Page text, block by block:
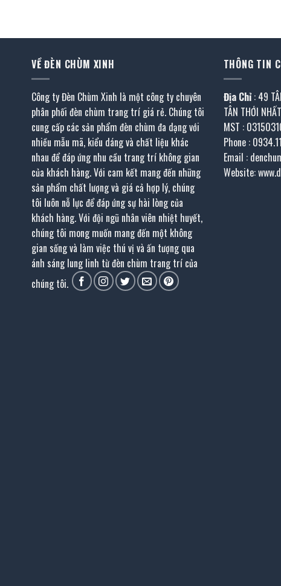
VỀ ĐÈN CHÙM XINH
Công ty Đèn Chùm Xinh là một công ty chuyên
phân phối đèn chùm trang trí giá rẻ. Chúng tôi
cung cấp các sản phẩm đèn chùm đa dạng với
nhiều mẫu mã, kiểu dáng và chất liệu khác
nhau để đáp ứng nhu cầu trang trí không gian
của khách hàng. Với cam kết mang đến những
sản phẩm chất lượng và giá cả hợp lý, chúng
tôi luôn nỗ lực để đáp ứng sự hài lòng của
khách hàng. Với đội ngũ nhân viên nhiệt huyết,
chúng tôi mong muốn mang đến một không
gian sống và làm việc thú vị và ấn tượng qua
ánh sáng lung linh từ đèn chùm trang trí của
chúng tôi.
THÔNG TIN
Địa Chỉ : 49
TÂN THỚI
MST :
Phone :
Email :
Website: